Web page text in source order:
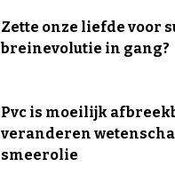
Zette onze liefde voor
breinevolutie in gang?
Pvc is moeilijk
veranderen
smeerolie